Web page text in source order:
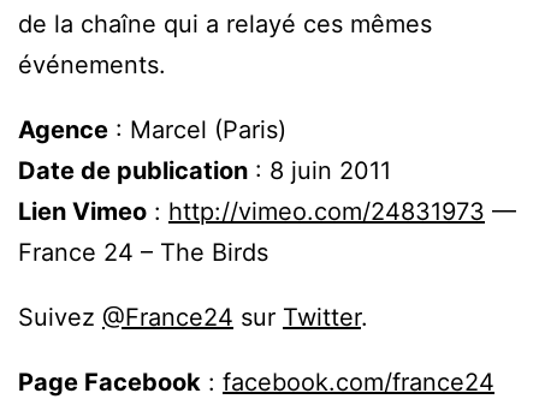
de la chaîne qui a relayé ces mêmes
événements.
Agence : Marcel (Paris)
Date de publication : 8 juin 2011
Lien Vimeo : http://vimeo.com/24831973 —
France 24 – The Birds
Suivez @France24 sur Twitter.
Page Facebook : facebook.com/france24